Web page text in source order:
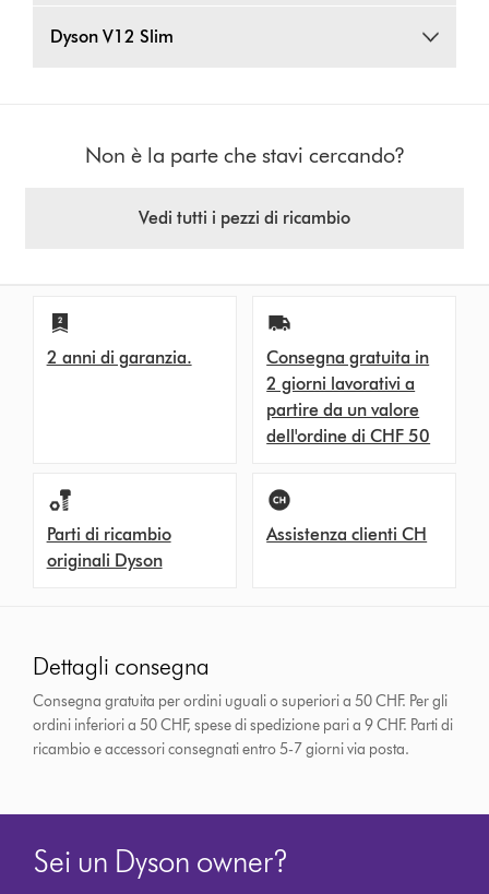
Dyson V12 Slim
Non è la parte che stavi cercando?
Vedi tutti i pezzi di ricambio
2 anni di garanzia.
Consegna gratuita in
2 giorni lavorativi a
partire da un valore
dell'ordine di CHF 50
Parti di ricambio
originali Dyson
Assistenza clienti CH
Dettagli consegna
Consegna gratuita per ordini uguali o superiori a 50 CHF. Per gli
ordini inferiori a 50 CHF, spese di spedizione pari a 9 CHF. Parti di
ricambio e accessori consegnati entro 5-7 giorni via posta.
Sei un Dyson owner?